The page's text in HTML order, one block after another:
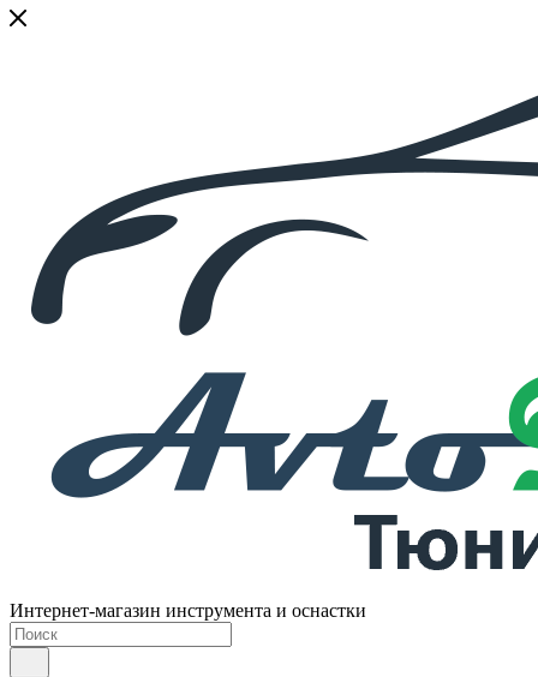
Интернет-магазин инструмента и оснастки